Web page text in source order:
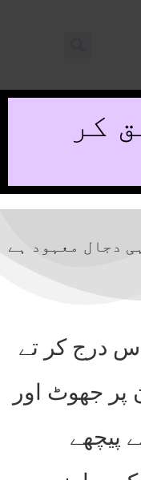
کر
دجال معہود ہے
اقتباس درج کر تے
جھوٹ اور
پیچھے